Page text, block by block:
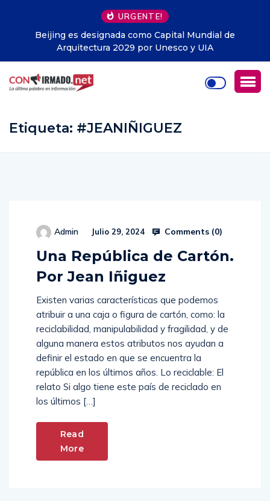
URGENTE!
Libros gratis en Guayaquil: la iniciativa que
entregado cerca de 1.500 ejemplares y llega a
Ecuador
Etiqueta: #JEANIÑIGUEZ
Admin Julio 29, 2024 Comments (0)
Una República de Cartón.
Por Jean Iñiguez
Existen varias características que podemos
atribuir a una caja o figura de cartón, como: la
reciclabilidad, manipulabilidad y fragilidad, y de
alguna manera estos atributos nos ayudan a
definir el estado en que se encuentra la
república en los últimos años. Lo reciclable: El
relato Si algo tiene este país de reciclado en
los últimos […]
Read
More